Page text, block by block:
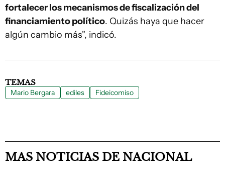
fortalecer los mecanismos de fiscalización del
financiamiento político. Quizás haya que hacer
algún cambio más", indicó.
TEMAS
Mario Bergara ediles Fideicomiso
MAS NOTICIAS DE NACIONAL